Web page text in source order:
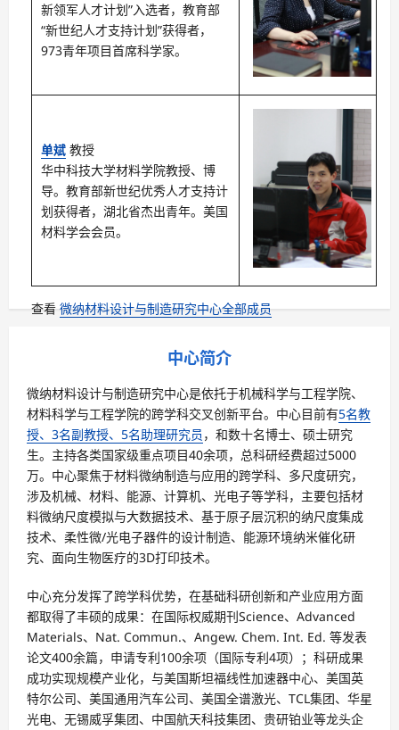
新领军人才计划”入选者，教育部
“新世纪人才支持计划”获得者，
973青年项目首席科学家。
单斌 教授
华中科技大学材料学院教授、博
导。教育部新世纪优秀人才支持计
划获得者，湖北省杰出青年。美国
材料学会会员。
查看微纳材料设计与制造研究中心全部成员
中心简介
微纳材料设计与制造研究中心是依托于机械科学与工程学院、
材料科学与工程学院的跨学科交叉创新平台。中心目前有5名教
授、3名副教授、5名助理研究员 ，和数十名博士、硕士研究
生。主持各类国家级重点项目40余项，总科研经费超过5000
万。中心聚焦于材料微纳制造与应用的跨学科、多尺度研究，
涉及机械、材料、能源、计算机、光电子等学科，主要包括材
料微纳尺度模拟与大数据技术、基于原子层沉积的纳尺度集成
技术、柔性微/光电子器件的设计制造、能源环境纳米催化研
究、面向生物医疗的3D打印技术。
中心充分发挥了跨学科优势，在基础科研创新和产业应用方面
都取得了丰硕的成果：在国际权威期刊Science、Advanced
Materials、Nat. Commun.、Angew. Chem. Int. Ed. 等发表
论文400余篇，申请专利100余项（国际专利4项）；科研成果
成功实现规模产业化，与美国斯坦福线性加速器中心、美国英
特尔公司、美国通用汽车公司、美国全谱激光、TCL集团、华星
光电、无锡威孚集团、中国航天科技集团、贵研铂业等龙头企